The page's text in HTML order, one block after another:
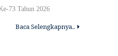
73 Tahun 2026
Baca Selengkapnya..